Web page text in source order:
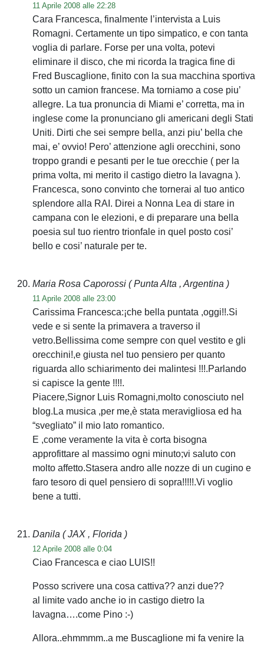
11 Aprile 2008 alle 22:28
Cara Francesca, finalmente l’intervista a Luis
Romagni. Certamente un tipo simpatico, e con tanta
voglia di parlare. Forse per una volta, potevi
eliminare il disco, che mi ricorda la tragica fine di
Fred Buscaglione, finito con la sua macchina sportiva
sotto un camion francese. Ma torniamo a cose piu’
allegre. La tua pronuncia di Miami e’ corretta, ma in
inglese come la pronunciano gli americani degli Stati
Uniti. Dirti che sei sempre bella, anzi piu’ bella che
mai, e’ ovvio! Pero’ attenzione agli orecchini, sono
troppo grandi e pesanti per le tue orecchie ( per la
prima volta, mi merito il castigo dietro la lavagna ).
Francesca, sono convinto che tornerai al tuo antico
splendore alla RAI. Direi a Nonna Lea di stare in
campana con le elezioni, e di preparare una bella
poesia sul tuo rientro trionfale in quel posto cosi’
bello e cosi’ naturale per te.
Maria Rosa Caporossi ( Punta Alta , Argentina )
11 Aprile 2008 alle 23:00
Carissima Francesca:¡che bella puntata ,oggi!!.Si
vede e si sente la primavera a traverso il
vetro.Bellissima come sempre con quel vestito e gli
orecchini!,e giusta nel tuo pensiero per quanto
riguarda allo schiarimento dei malintesi !!!.Parlando
si capisce la gente !!!!.
Piacere,Signor Luis Romagni,molto conosciuto nel
blog.La musica ,per me,è stata meravigliosa ed ha
“svegliato” il mio lato romantico.
E ,come veramente la vita è corta bisogna
approfittare al massimo ogni minuto;vi saluto con
molto affetto.Stasera andro alle nozze di un cugino e
faro tesoro di quel pensiero di sopra!!!!!.Vi voglio
bene a tutti.
Danila ( JAX , Florida )
12 Aprile 2008 alle 0:04
Ciao Francesca e ciao LUIS!!
Posso scrivere una cosa cattiva?? anzi due??
al limite vado anche io in castigo dietro la
lavagna….come Pino :-)
Allora..ehmmmm..a me Buscaglione mi fa venire la